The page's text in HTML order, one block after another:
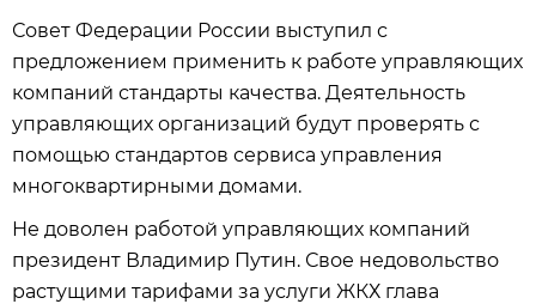
Совет Федерации России выступил с
предложением применить к работе управляющих
компаний стандарты качества. Деятельность
управляющих организаций будут проверять с
помощью стандартов сервиса управления
многоквартирными домами.
Не доволен работой управляющих компаний
президент Владимир Путин. Свое недовольство
растущими тарифами за услуги ЖКХ глава